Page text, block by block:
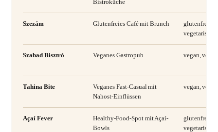
Bistroküche
Szezám Glutenfreies Café mit Brunch
glutenfrei,
vegetarisch,
Szabad Bisztró Veganes Gastropub vegan,
Tahina Bite
Veganes Fast-Casual mit
Nahost-Einflüssen
vegan,
Açaí Fever
Healthy-Food-Spot mit Açaí-
Bowls
glutenfrei,
vegetarisch